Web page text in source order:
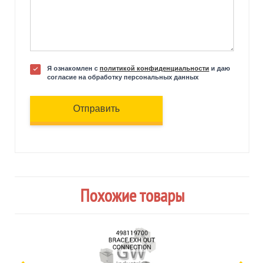
Я ознакомлен с политикой конфиденциальности и даю
согласие на обработку персональных данных
Отправить
Похожие товары